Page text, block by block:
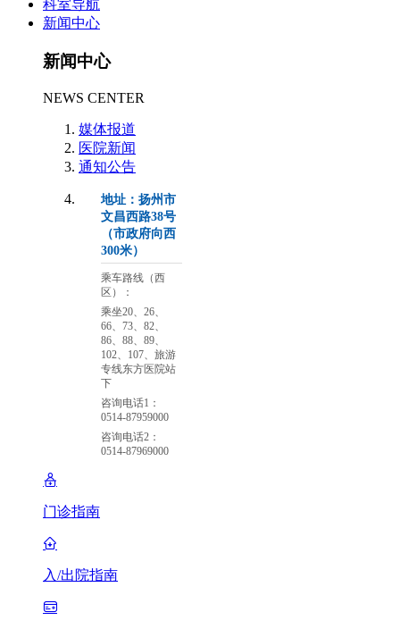
科室导航
新闻中心
新闻中心
NEWS CENTER
媒体报道
医院新闻
通知公告
地址：扬州市
文昌西路38号
（市政府向西
300米）
乘车路线（西
区）：
乘坐20、26、
66、73、82、
86、88、89、
102、107、旅游
专线东方医院站
下
咨询电话1：
0514-87959000
咨询电话2：
0514-87969000
门诊指南
入/出院指南